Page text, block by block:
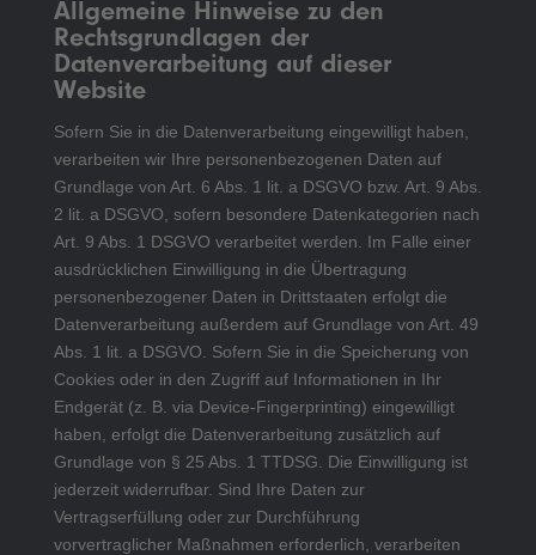
Allgemeine Hinweise zu den
Rechtsgrundlagen der
Datenverarbeitung auf dieser
Website
Sofern Sie in die Datenverarbeitung eingewilligt haben,
verarbeiten wir Ihre personenbezogenen Daten auf
Grundlage von Art. 6 Abs. 1 lit. a DSGVO bzw. Art. 9 Abs.
2 lit. a DSGVO, sofern besondere Datenkategorien nach
Art. 9 Abs. 1 DSGVO verarbeitet werden. Im Falle einer
ausdrücklichen Einwilligung in die Übertragung
personenbezogener Daten in Drittstaaten erfolgt die
Datenverarbeitung außerdem auf Grundlage von Art. 49
Abs. 1 lit. a DSGVO. Sofern Sie in die Speicherung von
Cookies oder in den Zugriff auf Informationen in Ihr
Endgerät (z. B. via Device-Fingerprinting) eingewilligt
haben, erfolgt die Datenverarbeitung zusätzlich auf
Grundlage von § 25 Abs. 1 TTDSG. Die Einwilligung ist
jederzeit widerrufbar. Sind Ihre Daten zur
Vertragserfüllung oder zur Durchführung
vorvertraglicher Maßnahmen erforderlich, verarbeiten